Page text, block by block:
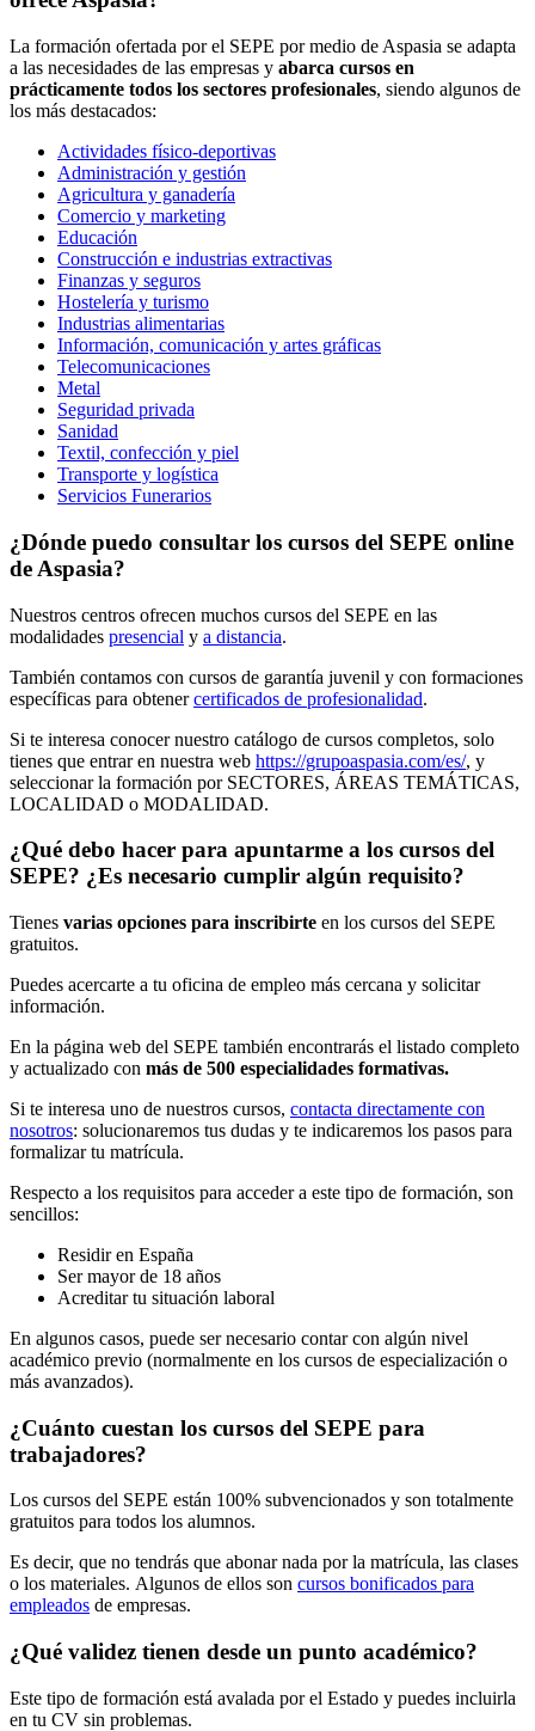
La formación ofertada por el SEPE por medio de Aspasia se adapta
a las necesidades de las empresas y abarca cursos en
prácticamente todos los sectores profesionales, siendo algunos de
los más destacados:
Actividades físico-deportivas
Administración y gestión
Agricultura y ganadería
Comercio y marketing
Educación
Construcción e industrias extractivas
Finanzas y seguros
Hostelería y turismo
Industrias alimentarias
Información, comunicación y artes gráficas
Telecomunicaciones
Metal
Seguridad privada
Sanidad
Textil, confección y piel
Transporte y logística
Servicios Funerarios
¿Dónde puedo consultar los cursos del SEPE online
de Aspasia?
Nuestros centros ofrecen muchos cursos del SEPE en las
modalidades presencial y a distancia.
También contamos con cursos de garantía juvenil y con formaciones
específicas para obtenercertificados de profesionalidad.
Si te interesa conocer nuestro catálogo de cursos completos, solo
tienes que entrar en nuestra web https://grupoaspasia.com/es/, y
seleccionar la formación por SECTORES, ÁREAS TEMÁTICAS,
LOCALIDAD o MODALIDAD.
¿Qué debo hacer para apuntarme a los cursos del
SEPE? ¿Es necesario cumplir algún requisito?
Tienes varias opciones para inscribirte en los cursos del SEPE
gratuitos.
Puedes acercarte a tu oficina de empleo más cercana y solicitar
información.
En la página web del SEPE también encontrarás el listado completo
y actualizado con más de 500 especialidades formativas.
Si te interesa uno de nuestros cursos, contacta directamente con
nosotros: solucionaremos tus dudas y te indicaremos los pasos para
formalizar tu matrícula.
Respecto a los requisitos para acceder a este tipo de formación, son
sencillos:
Residir en España
Ser mayor de 18 años
Acreditar tu situación laboral
En algunos casos, puede ser necesario contar con algún nivel
académico previo (normalmente en los cursos de especialización o
más avanzados).
¿Cuánto cuestan los cursos del SEPE para
trabajadores?
Los cursos del SEPE están 100% subvencionados y son totalmente
gratuitos para todos los alumnos.
Es decir, que no tendrás que abonar nada por la matrícula, las clases
o los materiales. Algunos de ellos son cursos bonificados para
empleados de empresas.
¿Qué validez tienen desde un punto académico?
Este tipo de formación está avalada por el Estado y puedes incluirla
en tu CV sin problemas.